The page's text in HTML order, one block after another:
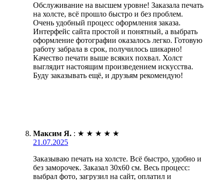
Обслуживание на высшем уровне! Заказала печать
на холсте, всё прошло быстро и без проблем.
Очень удобный процесс оформления заказа.
Интерфейс сайта простой и понятный, а выбрать
оформление фотографии оказалось легко. Готовую
работу забрала в срок, получилось шикарно!
Качество печати выше всяких похвал. Холст
выглядит настоящим произведением искусства.
Буду заказывать ещё, и друзьям рекомендую!
Максим Я. : ★ ★ ★ ★ ★
21.07.2025
Заказываю печать на холсте. Всё быстро, удобно и
без заморочек. Заказал 30х60 см. Весь процесс:
выбрал фото, загрузил на сайт, оплатил и